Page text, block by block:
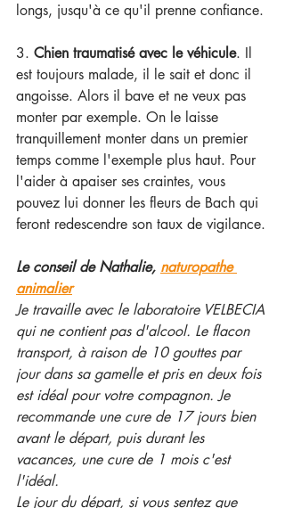
longs, jusqu'à ce qu'il prenne confiance.
3. Chien traumatisé avec le véhicule. Il
est toujours malade, il le sait et donc il
angoisse. Alors il bave et ne veux pas
monter par exemple. On le laisse
tranquillement monter dans un premier
temps comme l'exemple plus haut. Pour
l'aider à apaiser ses craintes, vous
pouvez lui donner les fleurs de Bach qui
feront redescendre son taux de vigilance.
Le conseil de Nathalie, naturopathe
animalier
Je travaille avec le laboratoire VELBECIA
qui ne contient pas d'alcool. Le flacon
transport, à raison de 10 gouttes par
jour dans sa gamelle et pris en deux fois
est idéal pour votre compagnon. Je
recommande une cure de 17 jours bien
avant le départ, puis durant les
vacances, une cure de 1 mois c'est
l'idéal.
Le jour du départ, si vous sentez que